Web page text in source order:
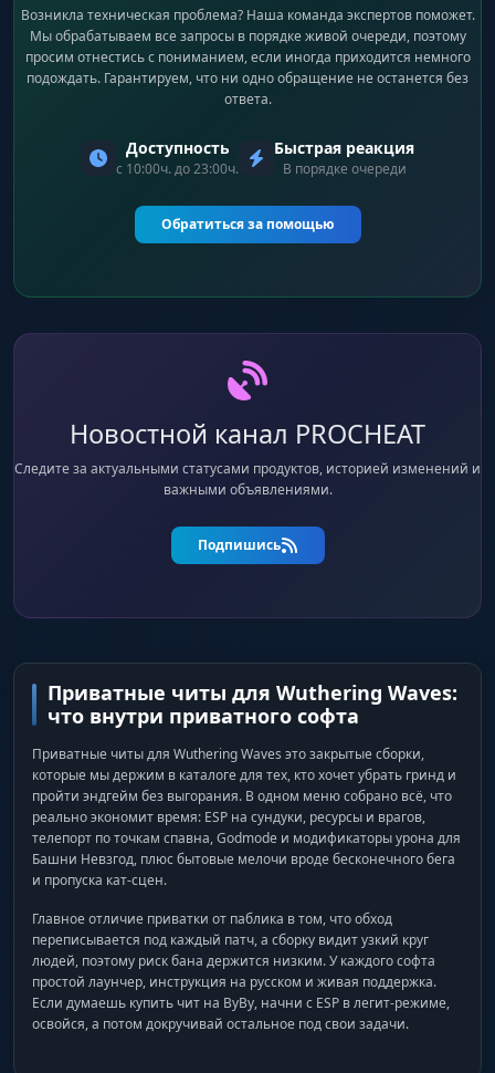
Возникла техническая проблема? Наша команда экспертов поможет.
Мы обрабатываем все запросы в порядке живой очереди, поэтому
просим отнестись с пониманием, если иногда приходится немного
подождать. Гарантируем, что ни одно обращение не останется без
ответа.
Доступность
с 10:00ч. до 23:00ч.
Быстрая реакция
В порядке очереди
Обратиться за помощью
Новостной канал PROCHEAT
Следите за актуальными статусами продуктов, историей изменений и
важными объявлениями.
Подпишись
Приватные читы для Wuthering Waves:
что внутри приватного софта
Приватные читы для Wuthering Waves это закрытые сборки,
которые мы держим в каталоге для тех, кто хочет убрать гринд и
пройти эндгейм без выгорания. В одном меню собрано всё, что
реально экономит время: ESP на сундуки, ресурсы и врагов,
телепорт по точкам спавна, Godmode и модификаторы урона для
Башни Невзгод, плюс бытовые мелочи вроде бесконечного бега
и пропуска кат-сцен.
Главное отличие приватки от паблика в том, что обход
переписывается под каждый патч, а сборку видит узкий круг
людей, поэтому риск бана держится низким. У каждого софта
простой лаунчер, инструкция на русском и живая поддержка.
Если думаешь купить чит на ВуВу, начни с ESP в легит-режиме,
освойся, а потом докручивай остальное под свои задачи.